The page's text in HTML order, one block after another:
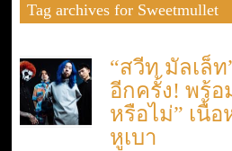
Tag archives for Sweetmullet
“สวีท มัลเล็
อีกครั้ง! พร้อ
หรือไม่” เนื้
หูเบา